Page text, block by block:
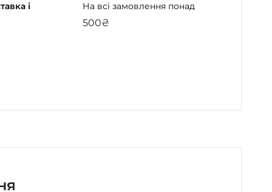
і
На всі замовлення понад
500₴